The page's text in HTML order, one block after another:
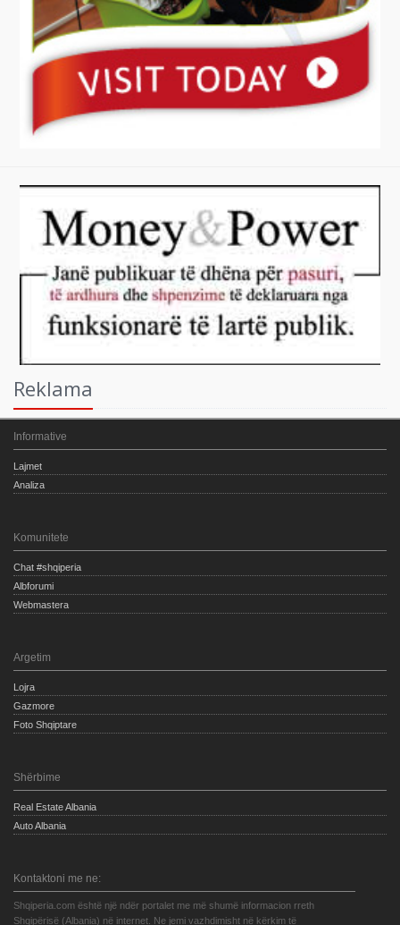
Reklama
Informative
Lajmet
Analiza
Komunitete
Chat #shqiperia
Albforumi
Webmastera
Argetim
Lojra
Gazmore
Foto Shqiptare
Shërbime
Real Estate Albania
Auto Albania
Kontaktoni me ne:
Shqiperia.com është një ndër portalet me më shumë informacion rreth
Shqipërisë (Albania) në internet. Ne jemi vazhdimisht në kërkim të